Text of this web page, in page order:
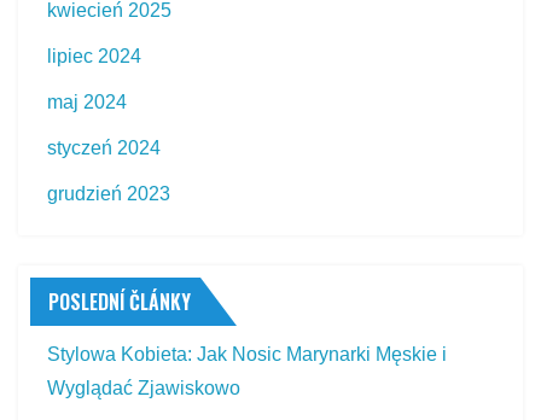
kwiecień 2025
lipiec 2024
maj 2024
styczeń 2024
grudzień 2023
POSLEDNÍ ČLÁNKY
Stylowa Kobieta: Jak Nosic Marynarki Męskie i
Wyglądać Zjawiskowo